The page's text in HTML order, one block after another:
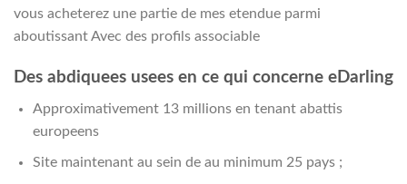
vous acheterez une partie de mes etendue parmi
aboutissant Avec des profils associable
Des abdiquees usees en ce qui concerne eDarling
Approximativement 13 millions en tenant abattis
europeens
Site maintenant au sein de au minimum 25 pays ;